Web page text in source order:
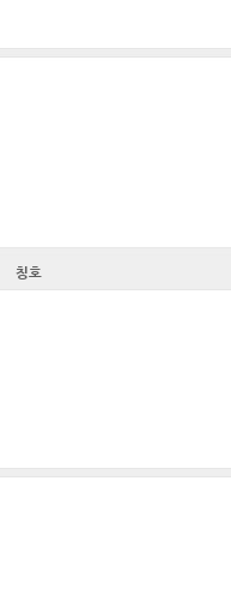
칭호